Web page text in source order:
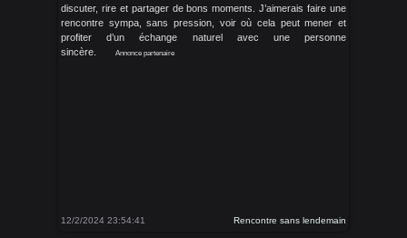
discuter, rire et partager de bons moments. J’aimerais faire une
rencontre sympa, sans pression, voir où cela peut mener et
profiter d’un échange naturel avec une personne
sincère.
Annonce partenaire
12/2/2024 23:54:41 Rencontre sans lendemain